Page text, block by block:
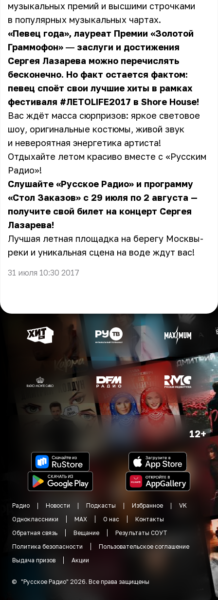
музыкальных премий и высшими строчками
в популярных музыкальных чартах.
«Певец года», лауреат Премии «Золотой
Граммофон» ― заслуги и достижения
Сергея Лазарева можно перечислять
бесконечно. Но факт остается фактом:
певец споёт свои лучшие хиты в рамках
фестиваля #ЛЕТОLIFE2017 в Shore House!
Вас ждёт масса сюрпризов: яркое световое
шоу, оригинальные костюмы, живой звук
и невероятная энергетика артиста!
Отдыхайте летом красиво вместе с «Русским
Радио»!
Слушайте «Русское Радио» и программу
«Стол Заказов» с 29 июля по 2 августа —
получите свой билет на концерт Сергея
Лазарева!
Лучшая летная площадка на берегу Москвы-
реки и уникальная сцена на воде ждут вас!
31 июля 10:30 2017
12+
Радио Новости Подкасты Избранное
VK
Одноклассники
MAX О нас
Контакты
Обратная связь
Вещание
Результаты СОУТ
Политика безопасности
Пользовательское соглашение
Выдача призов
Акции
© "Русское Радио" 2026. Все права защищены